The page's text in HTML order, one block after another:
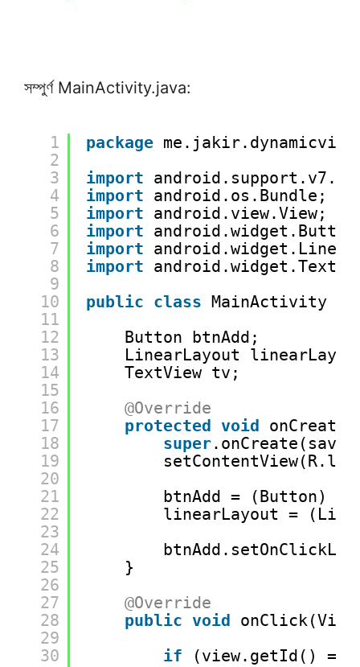
সম্পুর্ণ MainActivity.java:
1
2
3
4
5
6
7
8
9
10
11
12
13
14
15
16
17
18
19
20
21
22
23
24
25
26
27
28
29
30
package
import
import android.os.Bundle;
import android.view.View;
import
import
import
public class MainActivity
Button btnAdd;
LinearLayout
TextView tv;
@Override
protected void
super
btnAdd = (Button)
linearLayout =
}
@Override
public void
if
(view.getId() ==